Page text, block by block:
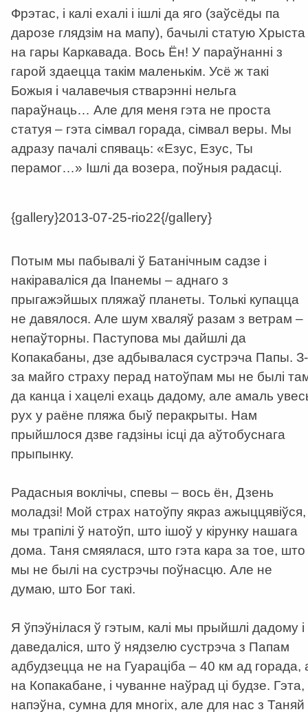
Фрэтас, і калі ехалі і ішлі да яго (заўсёды па
дарозе глядзім на мапу), бачылі статую Хрыста
на гары Каркавада. Вось Ён! У параўнанні з
гарой здаецца такім маленькім. Усё ж такі
Божыя і чалавечыя стварэнні нельга
параўнаць… Але для меня гэта не проста
статуя – гэта сімвал горада, сімвал веры. Мы
адразу пачалі спяваць: «Езус, Езус, Ты
перамог…» Ішлі да возера, поўныя радасці.
{gallery}2013-07-25-rio22{/gallery}
Потым мы пабывалі ў Батанічным садзе і
накіраваліся да Іпанемы – аднаго з
прыгажэйшых пляжаў планеты. Толькі купацца
не давялося. Але шум хваляў разам з ветрам –
непаўторны. Паступова мы дайшлі да
Копакабаны, дзе адбывалася сустрэча Папы. З-
за майго страху перад натоўпам мы не былі
да канца і хацелі ехаць дадому, але амаль
рух у раёне пляжа быў перакрыты. Нам
прыйшлося дзве гадзіны ісці да аўтобуснага
прыпынку.
Радасныя воклічы, спевы – вось ён, Дзень
моладзі! Мой страх натоўпу якраз ажыццявіўся,
мы трапілі ў натоўп, што ішоў у кірунку нашага
дома. Таня смяялася, што гэта кара за тое, што
мы не былі на сустрэчы поўнасцю. Але не
думаю, што Бог такі.
Я ўпэўнілася ў гэтым, калі мы прыйшлі дадому і
даведаліся, што ў нядзелю сустрэча з Папам
адбудзецца не на Гуараціба – 40 км ад горада,
на Копакабане, і чуванне наўрад ці будзе. Гэта,
напэўна, сумна для многіх, але для нас з Таняй